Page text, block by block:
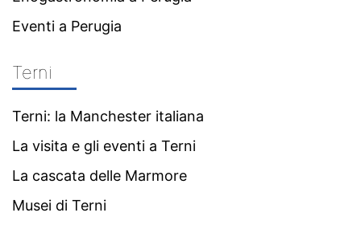
Eventi a Perugia
Terni
Terni: la Manchester italiana
La visita e gli eventi a Terni
La cascata delle Marmore
Musei di Terni